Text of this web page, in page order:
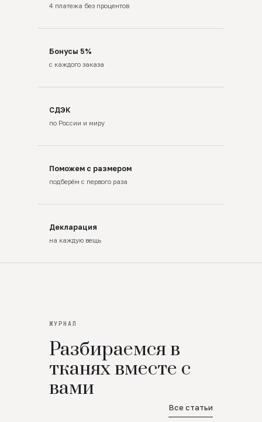
4 платежа без процентов
Бонусы 5%
с каждого заказа
СДЭК
по России и миру
Поможем с размером
подберём с первого раза
Декларация
на каждую вещь
ЖУРНАЛ
Разбираемся в
тканях вместе с
вами
Все статьи